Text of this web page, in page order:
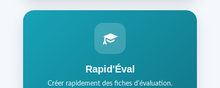
Rapid'Éval
Créer rapidement des fiches d'évaluation.